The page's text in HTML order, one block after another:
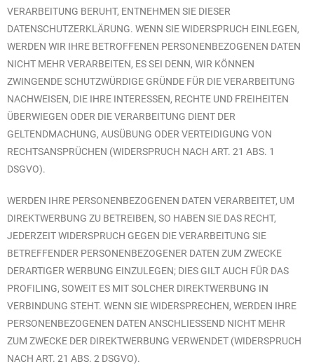
VERARBEITUNG BERUHT, ENTNEHMEN SIE DIESER
DATENSCHUTZERKLÄRUNG. WENN SIE WIDERSPRUCH EINLEGEN,
WERDEN WIR IHRE BETROFFENEN PERSONENBEZOGENEN DATEN
NICHT MEHR VERARBEITEN, ES SEI DENN, WIR KÖNNEN
ZWINGENDE SCHUTZWÜRDIGE GRÜNDE FÜR DIE VERARBEITUNG
NACHWEISEN, DIE IHRE INTERESSEN, RECHTE UND FREIHEITEN
ÜBERWIEGEN ODER DIE VERARBEITUNG DIENT DER
GELTENDMACHUNG, AUSÜBUNG ODER VERTEIDIGUNG VON
RECHTSANSPRÜCHEN (WIDERSPRUCH NACH ART. 21 ABS. 1
DSGVO).
WERDEN IHRE PERSONENBEZOGENEN DATEN VERARBEITET, UM
DIREKTWERBUNG ZU BETREIBEN, SO HABEN SIE DAS RECHT,
JEDERZEIT WIDERSPRUCH GEGEN DIE VERARBEITUNG SIE
BETREFFENDER PERSONENBEZOGENER DATEN ZUM ZWECKE
DERARTIGER WERBUNG EINZULEGEN; DIES GILT AUCH FÜR DAS
PROFILING, SOWEIT ES MIT SOLCHER DIREKTWERBUNG IN
VERBINDUNG STEHT. WENN SIE WIDERSPRECHEN, WERDEN IHRE
PERSONENBEZOGENEN DATEN ANSCHLIESSEND NICHT MEHR
ZUM ZWECKE DER DIREKTWERBUNG VERWENDET (WIDERSPRUCH
NACH ART. 21 ABS. 2 DSGVO).